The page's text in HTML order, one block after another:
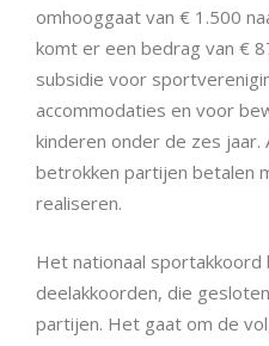
omhooggaat van € 1.500
komt er een bedrag van €
subsidie voor
accommodaties en voor
kinderen onder de zes
betrokken partijen betalen
realiseren.
Het nationaal
deelakkoorden, die
partijen. Het gaat om de